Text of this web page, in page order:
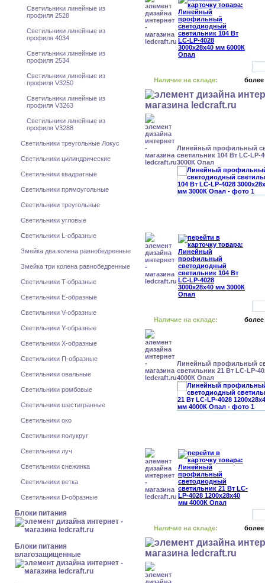
Светильники линейные из
профиля 2528
Светильники линейные из
профиля 4034
Светильники линейные из
профиля 2534
Светильники линейные из
профиля V3250
Светильники линейные из
профиля V3263
Светильники линейные из
профиля V3288
Светильники треугольные Локус
Светильники цилиндрические
Светильники квадратные
Светильники прямоугольные
Светильники треугольные
Светильники угловые
Светильники L-образные
Змейка два колена равнобедренные
Змейка три колена равнобедренные
Светильники T-образные
Светильники E-образные
Светильники V-образные
Светильники Y-образные
Светильники X-образные
Светильники П-образные
Светильники овальные
Светильники ромбовые
Светильники шестигранные
Светильники око
Светильники полукруг
Светильники луч
Светильники снежинка
Светильники ветка
Светильники D-образные
Блоки питания
Блоки питания
влагозащищенные
Наличие на складе: более
Линейный профильный
светильник 104 Вт LC-LP-
3000К Опал
Наличие на складе: более
Линейный профильный
светильник 21 Вт LC-LP-
4000К Опал
Наличие на складе: более